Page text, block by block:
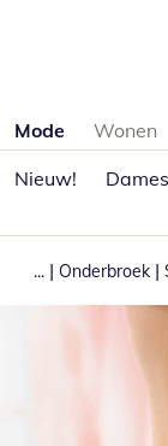
Mode Wonen
Nieuw!
... | Onderbroek |